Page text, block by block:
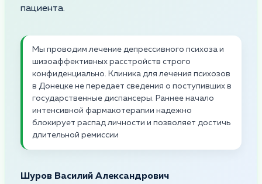
пациента.
Мы проводим лечение депрессивного психоза и
шизоаффективных расстройств строго
конфиденциально. Клиника для лечения психозов
в Донецке не передает сведения о поступивших в
государственные диспансеры. Раннее начало
интенсивной фармакотерапии надежно
блокирует распад личности и позволяет достичь
длительной ремиссии
Шуров Василий Александрович